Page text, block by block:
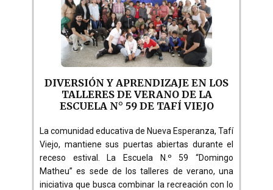
DIVERSIÓN Y APRENDIZAJE EN LOS
TALLERES DE VERANO DE LA
ESCUELA N° 59 DE TAFÍ VIEJO
La comunidad educativa de Nueva Esperanza, Tafí
Viejo, mantiene sus puertas abiertas durante el
receso estival. La Escuela N.º 59 “Domingo
Matheu” es sede de los talleres de verano, una
iniciativa que busca combinar la recreación con lo